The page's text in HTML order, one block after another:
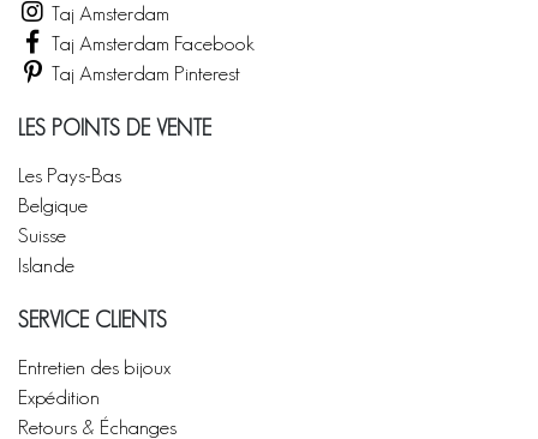
Taj Amsterdam
Taj Amsterdam Facebook
Taj Amsterdam Pinterest
LES POINTS DE VENTE
Les Pays-Bas
Belgique
Suisse
Islande
SERVICE CLIENTS
Entretien des bijoux
Expédition
Retours & Échanges